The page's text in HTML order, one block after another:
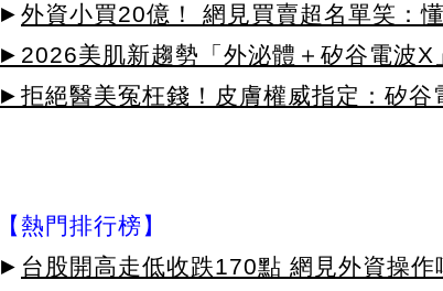
► 外資小買20億！ 網見買賣超名單笑：
►2026美肌新趨勢「外泌體＋矽谷電波X
►拒絕醫美冤枉錢！皮膚權威指定：矽谷
【熱門排行榜】
► 台股開高走低收跌170點 網見外資操作